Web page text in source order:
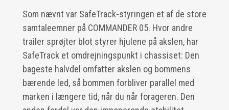
Som nævnt var SafeTrack-styringen et af de store
samtaleemner på COMMANDER 05. Hvor andre
trailer sprøjter blot styrer hjulene på akslen, har
SafeTrack et omdrejningspunkt i chassiset: Den
bageste halvdel omfatter akslen og bommens
bærende led, så bommen forbliver parallel med
marken i længere tid, når du når forageren. Den